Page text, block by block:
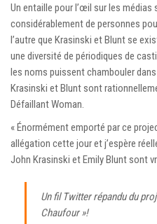
Un entaille pour l’œil sur les médias
considérablement de personnes
l’autre que Krasinski et Blunt se
une diversité de périodiques de
les noms puissent chambouler
Krasinski et Blunt sont
Défaillant Woman.
« Énormément emporté par ce
allégation cette jour et j’espère
John Krasinski et Emily Blunt sont
Un fil Twitter répandu du
Chaufour »!